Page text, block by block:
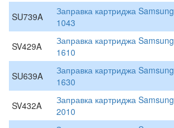
SU739A
Заправка картриджа Samsung
1043
SV429A
Заправка картриджа Samsung
1610
SU639A
Заправка картриджа Samsung
1630
SV432A
Заправка картриджа Samsung
2010